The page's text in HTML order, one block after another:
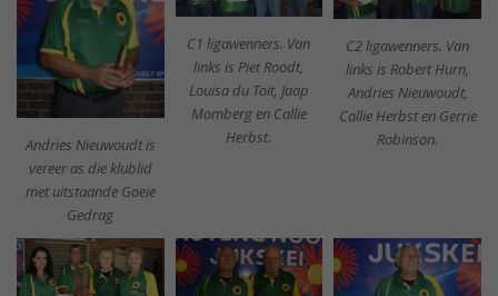
Andries Nieuwoudt is
vereer as die klublid
met uitstaande Goeie
Gedrag
C1 ligawenners. Van
links is Piet Roodt,
Louisa du Toit, Jaap
Momberg en Callie
Herbst.
C2 ligawenners. Van
links is Robert Hurn,
Andries Nieuwoudt,
Callie Herbst en Gerrie
Robinson.